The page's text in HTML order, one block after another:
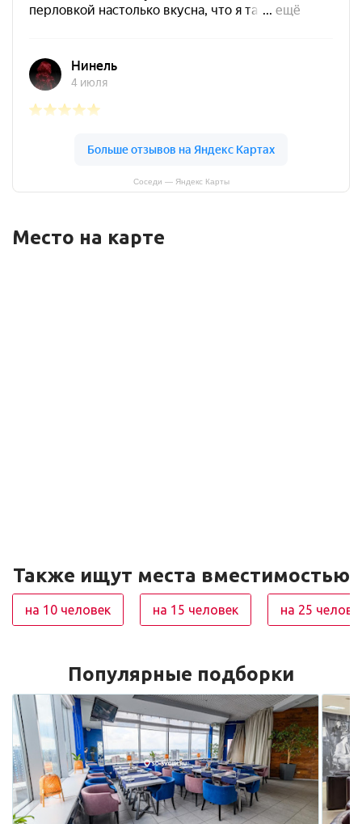
Соседи — Яндекс Карты
Место на карте
Также ищут места вместимостью
на 10 человек на 15 человек на 25
Популярные подборки